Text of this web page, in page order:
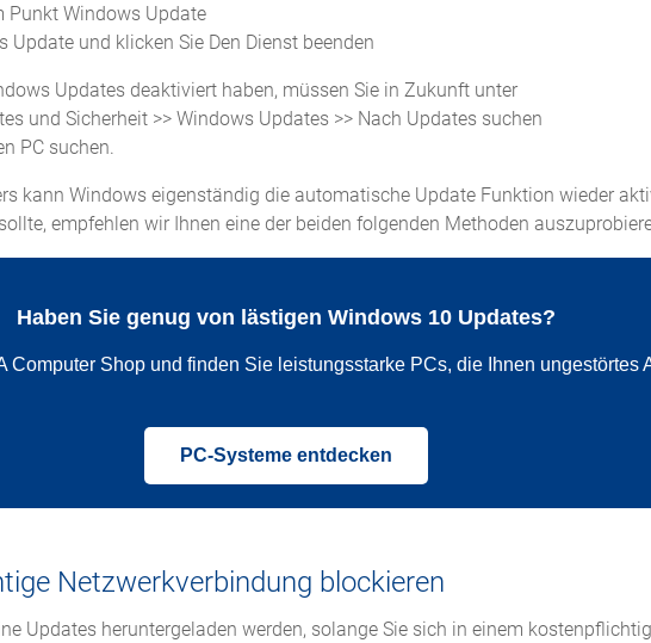
Punkt Windows Update
Update und klicken Sie Den Dienst beenden
Updates deaktiviert haben, müssen Sie in Zukunft unter
und Sicherheit >> Windows Updates >> Nach Updates suchen
PC suchen.
kann Windows eigenständig die automatische Update Funktion wieder
empfehlen wir Ihnen eine der beiden folgenden Methoden
Haben Sie genug von lästigen Windows 10 Updates?
Computer Shop und finden Sie leistungsstarke PCs, die Ihnen ungestörtes
PC-Systeme entdecken
Netzwerkverbindung blockieren
Updates heruntergeladen werden, solange Sie sich in einem